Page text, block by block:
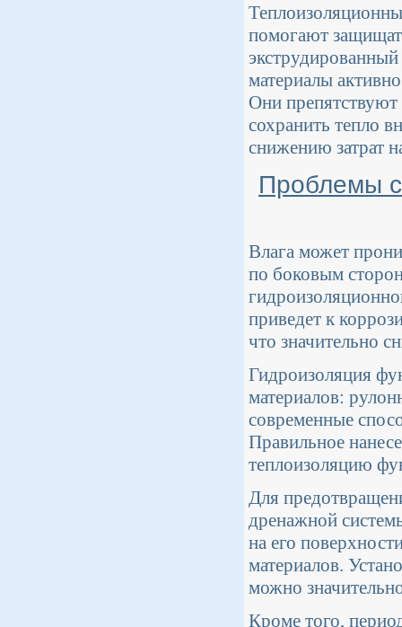
помогают
материалы
Они
сохранить тепло
снижению затрат
Проблемы
Влага может
по боковым
приведет к
что значительно
Гидроизоляция
материалов:
современные
Правильное
теплоизоляцию
Для
дренажной
на его
материалов.
можно
Кроме того,